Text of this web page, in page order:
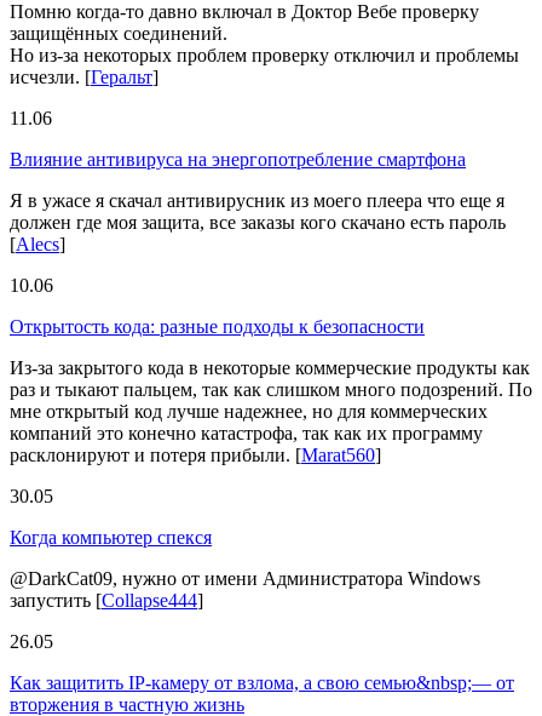
Помню когда-то давно включал в Доктор Вебе проверку
защищённых соединений.
Но из-за некоторых проблем проверку отключил и проблемы
исчезли. [Геральт]
11.06
Влияние антивируса на энергопотребление смартфона
Я в ужасе я скачал антивирусник из моего плеера что еще я
должен где моя защита, все заказы кого скачано есть пароль
[Alecs]
10.06
Открытость кода: разные подходы к безопасности
Из-за закрытого кода в некоторые коммерческие продукты как
раз и тыкают пальцем, так как слишком много подозрений. По
мне открытый код лучше надежнее, но для коммерческих
компаний это конечно катастрофа, так как их программу
расклонируют и потеря прибыли. [Marat560]
30.05
Когда компьютер спекся
@DarkCat09, нужно от имени Администратора Windows
запустить [Collapse444]
26.05
Как защитить IP-камеру от взлома, а свою семью&nbsp;— от
вторжения в частную жизнь